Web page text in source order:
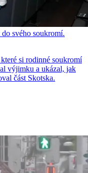
svého soukromí.
si rodinné soukromí
výjimku a ukázal, jak
část Skotska.